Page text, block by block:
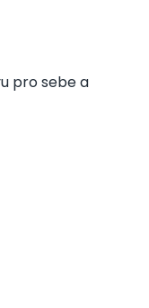
pro sebe a